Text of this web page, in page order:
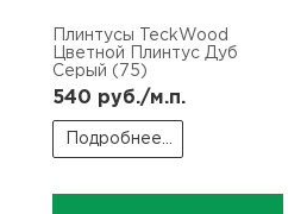
Плинтусы TeckWood
Цветной Плинтус Дуб
Серый (75)
540 руб./м.п.
Подробнее...